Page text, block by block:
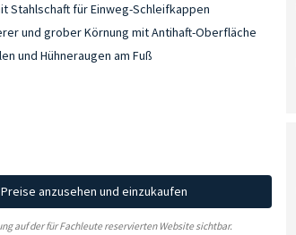
Stahlschaft für Einweg-Schleifkappen
und grober Körnung mit Antihaft-Oberfläche
und Hühneraugen am Fuß
anzusehen und einzukaufen
auf der für Fachleute reservierten Website sichtbar.